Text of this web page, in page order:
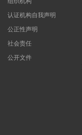
认证机构自我声明
公正性声明
社会责任
公开文件